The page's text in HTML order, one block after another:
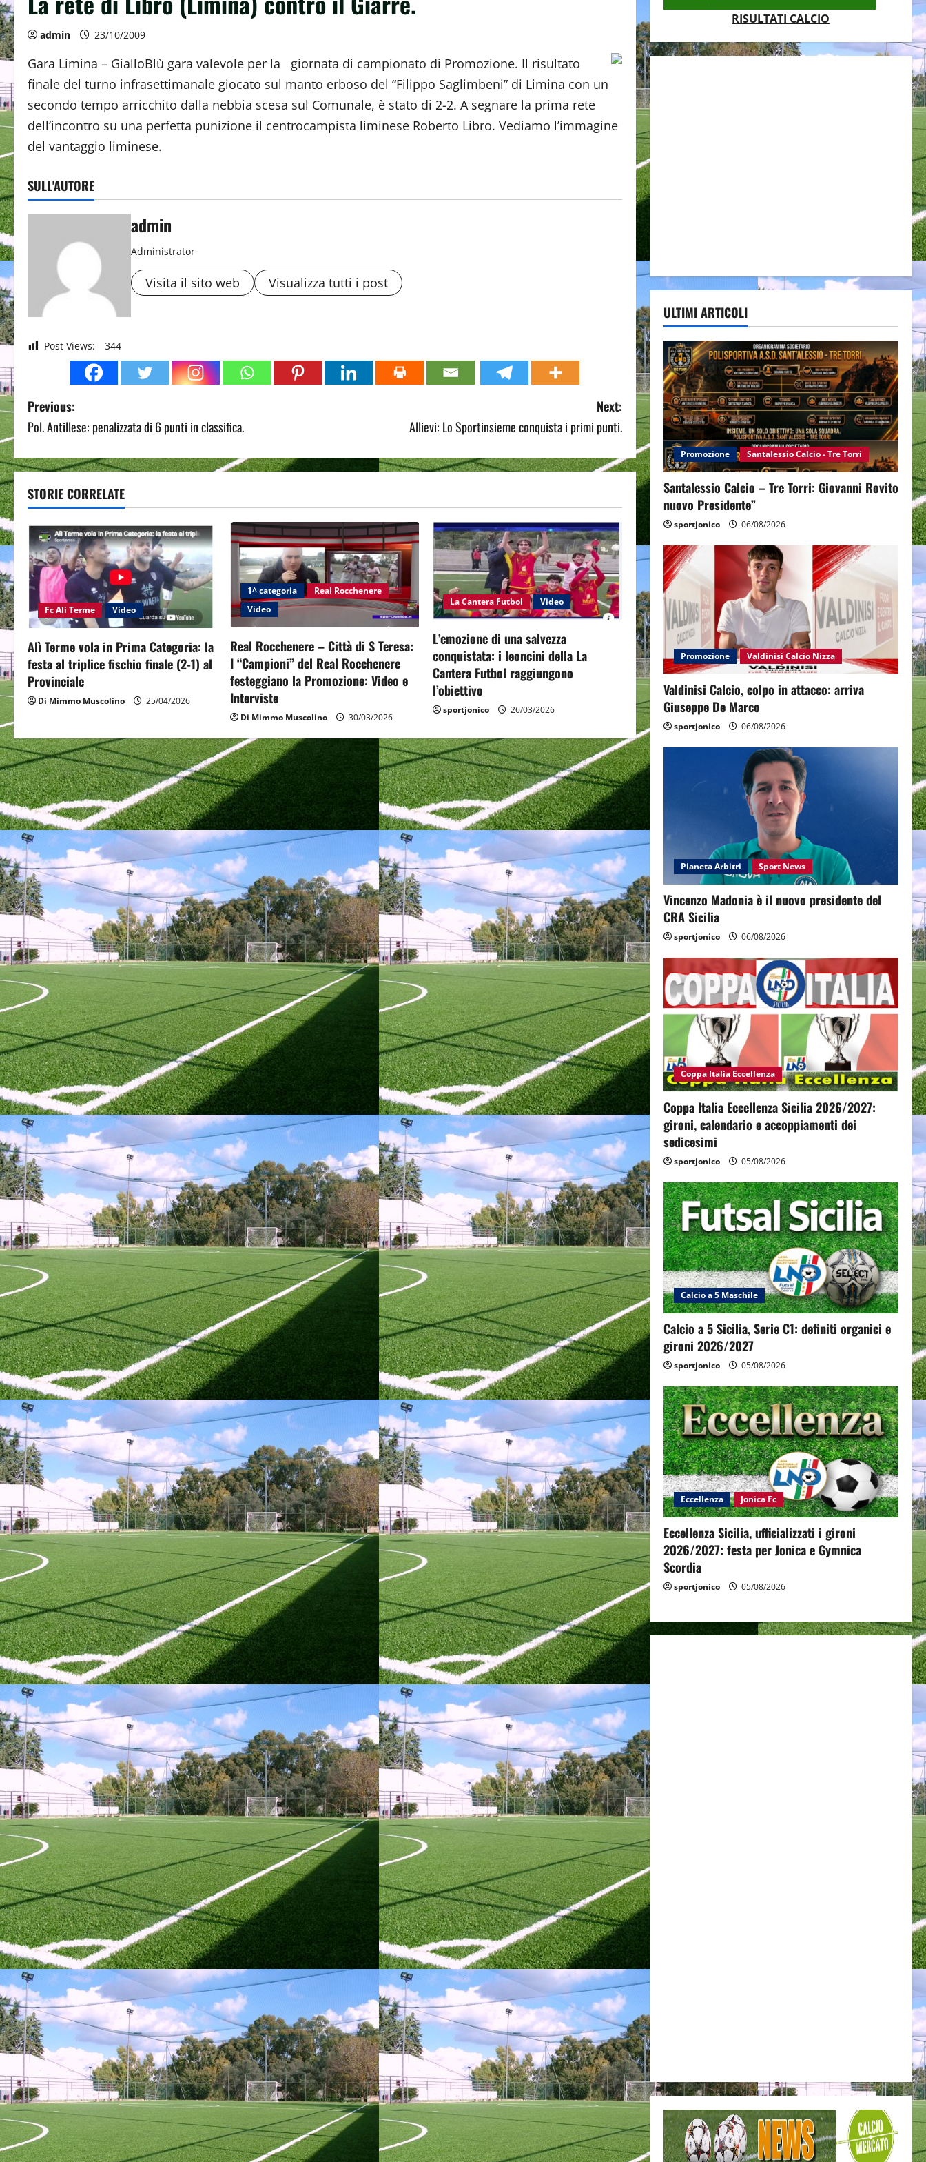
admin 23/10/2009
Gara Limina – GialloBlù gara valevole per la giornata di campionato di Promozione. Il risultato
finale del turno infrasettimanale giocato sul manto erboso del “Filippo Saglimbeni” di Limina con un
secondo tempo arricchito dalla nebbia scesa sul Comunale, è stato di 2-2. A segnare la prima rete
dell’incontro su una perfetta punizione il centrocampista liminese Roberto Libro. Vediamo l’immagine
del vantaggio liminese.
SULL'AUTORE
admin
Administrator
Visita il sito web Visualizza tutti i post
Post Views: 344
P
o
s
t
n
a
v
i
g
a
t
o
n
Previous:
Pol. Antillese: penalizzata di 6 punti in classifica.
Next:
Allievi: Lo Sportinsieme conquista i primi punti.
STORIE CORRELATE
Fc Alì Terme Video
Alì Terme vola in Prima Categoria: la
festa al triplice fischio finale (2-1) al
Provinciale
Di Mimmo Muscolino 25/04/2026
1^ categoria
Real Rocchenere
Video
Real Rocchenere – Città di S Teresa:
I “Campioni” del Real Rocchenere
festeggiano la Promozione: Video e
Interviste
Di Mimmo Muscolino 30/03/2026
La Cantera Futbol Video
L’emozione di una salvezza
conquistata: i leoncini della La
Cantera Futbol raggiungono
l’obiettivo
sportjonico 26/03/2026
RISULTATI CALCIO
ULTIMI ARTICOLI
Promozione Santalessio Calcio - Tre Torri
Santalessio Calcio – Tre Torri: Giovanni Rovito
nuovo Presidente”
sportjonico 06/08/2026
Promozione Valdinisi Calcio Nizza
Valdinisi Calcio, colpo in attacco: arriva
Giuseppe De Marco
sportjonico 06/08/2026
Pianeta Arbitri Sport News
Vincenzo Madonia è il nuovo presidente del
CRA Sicilia
sportjonico 06/08/2026
Coppa Italia Eccellenza
Coppa Italia Eccellenza Sicilia 2026/2027:
gironi, calendario e accoppiamenti dei
sedicesimi
sportjonico 05/08/2026
Calcio a 5 Maschile
Calcio a 5 Sicilia, Serie C1: definiti organici e
gironi 2026/2027
sportjonico 05/08/2026
Eccellenza Jonica Fc
Eccellenza Sicilia, ufficializzati i gironi
2026/2027: festa per Jonica e Gymnica
Scordia
sportjonico 05/08/2026